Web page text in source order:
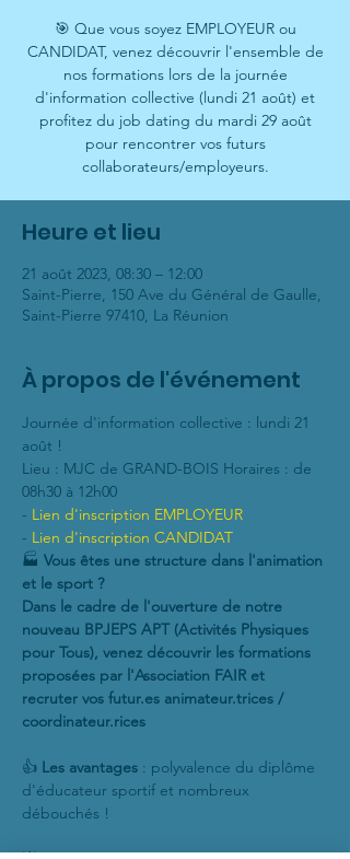
🎯 Que vous soyez EMPLOYEUR ou
CANDIDAT, venez découvrir l'ensemble de
nos formations lors de la journée
d'information collective (lundi 21 août) et
profitez du job dating du mardi 29 août
pour rencontrer vos futurs
collaborateurs/employeurs.
Heure et lieu
21 août 2023, 08:30 – 12:00
Saint-Pierre, 150 Ave du Général de Gaulle,
Saint-Pierre 97410, La Réunion
À propos de l'événement
Journée d'information collective : lundi 21
août !
Lieu : MJC de GRAND-BOIS Horaires : de
08h30 à 12h00
- Lien d'inscription EMPLOYEUR
- Lien d'inscription CANDIDAT
🏭 Vous êtes une structure dans l'animation
et le sport ?
Dans le cadre de l'ouverture de notre
nouveau BPJEPS APT (Activités Physiques
pour Tous), venez découvrir les formations
proposées par l'Association FAIR et
recruter vos futur.es animateur.trices /
coordinateur.rices
👍 Les avantages : polyvalence du diplôme
d'éducateur sportif et nombreux
débouchés !